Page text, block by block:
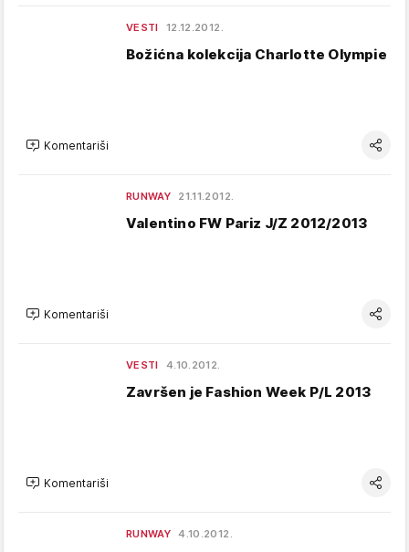
VESTI 12.12.2012.
Božićna kolekcija Charlotte Olympie
Komentariši
RUNWAY 21.11.2012.
Valentino FW Pariz J/Z 2012/2013
Komentariši
VESTI 4.10.2012.
Završen je Fashion Week P/L 2013
Komentariši
RUNWAY 4.10.2012.